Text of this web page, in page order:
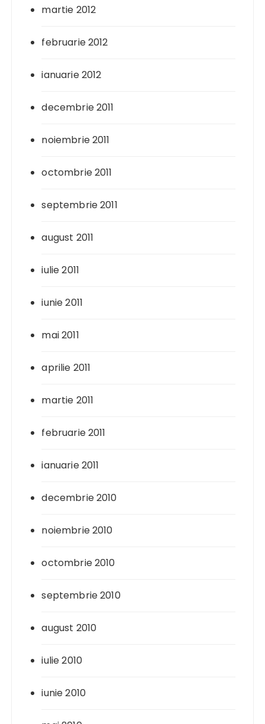
martie 2012
februarie 2012
ianuarie 2012
decembrie 2011
noiembrie 2011
octombrie 2011
septembrie 2011
august 2011
iulie 2011
iunie 2011
mai 2011
aprilie 2011
martie 2011
februarie 2011
ianuarie 2011
decembrie 2010
noiembrie 2010
octombrie 2010
septembrie 2010
august 2010
iulie 2010
iunie 2010